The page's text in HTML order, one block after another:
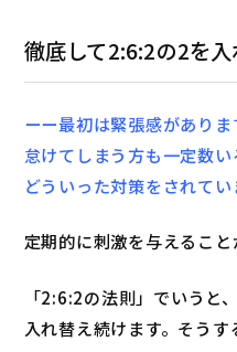
徹底して2:6:2の2を
ーー最初は緊張感があり
怠けてしまう方も一定数
どういった対策をされてい
定期的に刺激を与えること
「2:6:2の法則」でいうと
入れ替え続けます。そうす